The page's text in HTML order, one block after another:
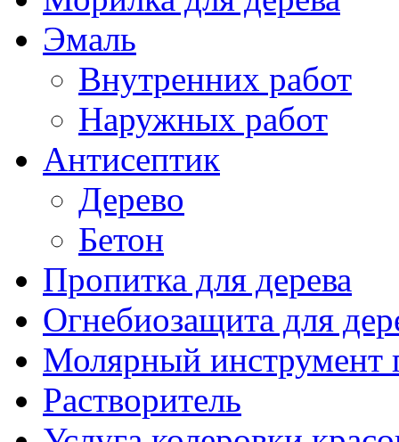
Эмаль
Внутренних работ
Наружных работ
Антисептик
Дерево
Бетон
Пропитка для дерева
Огнебиозащита для
Молярный инструмент
Растворитель